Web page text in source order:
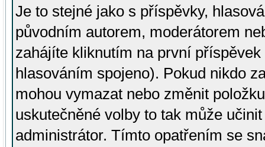
Je to stejné jako s příspěvky,
původním autorem, moderátorem
zahájíte kliknutím na první
hlasováním spojeno). Pokud nikdo
mohou vymazat nebo změnit
uskutečněné volby to tak může
administrátor. Tímto opatřením se